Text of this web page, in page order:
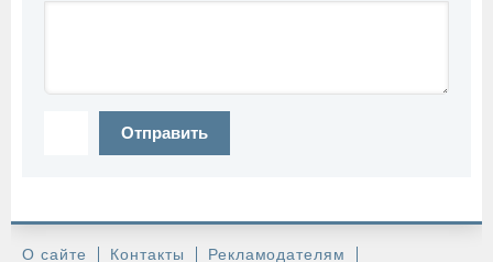
Отправить
О сайте Контакты Рекламодателям